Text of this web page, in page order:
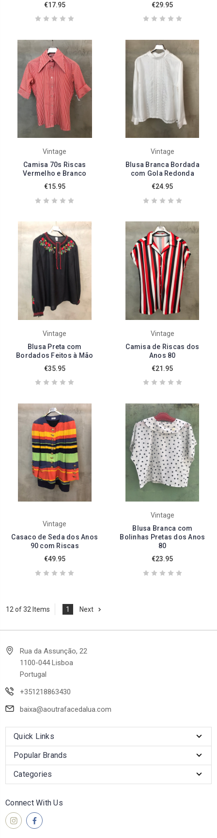
€17.95
€29.95
Vintage
Camisa 70s Riscas
Vermelho e Branco
€15.95
Vintage
Blusa Branca Bordada
com Gola Redonda
€24.95
Vintage
Blusa Preta com
Bordados Feitos à Mão
€35.95
Vintage
Camisa de Riscas dos
Anos 80
€21.95
Vintage
Casaco de Seda dos Anos
90 com Riscas
€49.95
Vintage
Blusa Branca com
Bolinhas Pretas dos Anos
80
€23.95
12 of 32 Items 1 Next
Rua da Assunção, 22
1100-044 Lisboa
Portugal
+351218863430
baixa@aoutrafacedalua.com
Quick Links
Popular Brands
Categories
Connect With Us